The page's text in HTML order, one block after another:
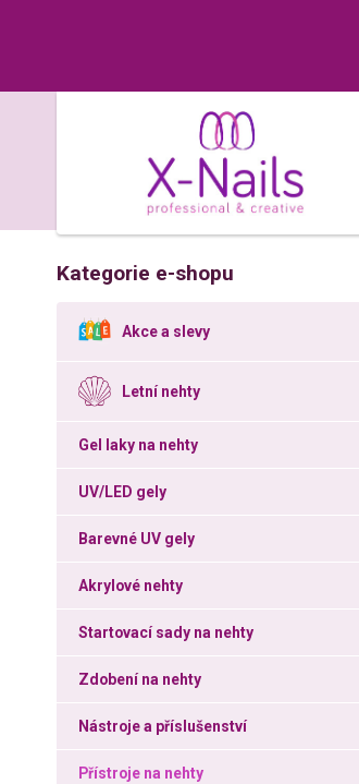
Kategorie e-shopu
Akce a slevy
Letní nehty
Gel laky na nehty
UV/LED gely
Barevné UV gely
Akrylové nehty
Startovací sady na nehty
Zdobení na nehty
Nástroje a příslušenství
Přístroje na nehty